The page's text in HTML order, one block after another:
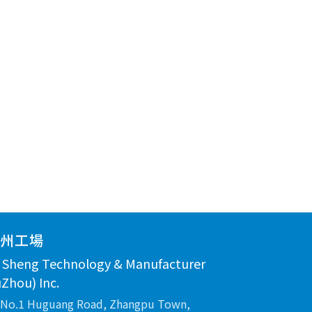
工場
Sheng Technology & Manufacturer
Inc.
No.1 Huguang Road, Zhangpu Town,